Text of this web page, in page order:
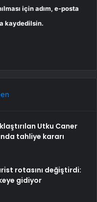
için adım, e-posta
kaydedilsin.
Utku Caner
tahliye kararı
rotasını değiştirdi:
gidiyor